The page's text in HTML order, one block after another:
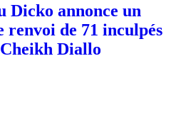
Dicko annonce un
de 71 inculpés
Diallo